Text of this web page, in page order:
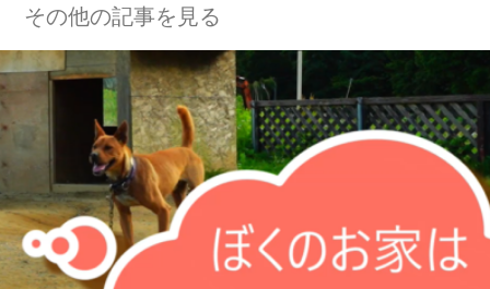
その他の記事を見る